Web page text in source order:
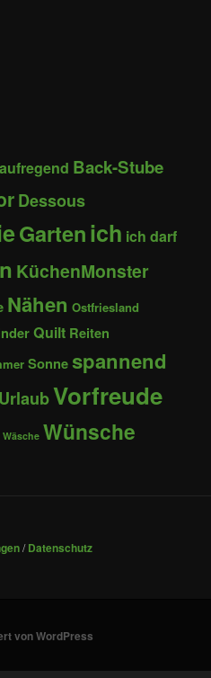
aufregend Back-Stube
Dessous
Gartenich ich darf
KüchenMonster
Nähen Ostfriesland
Quilt Reiten
Sonnespannend
UrlaubVorfreude
Wäsche Wünsche
/Datenschutz
von WordPress